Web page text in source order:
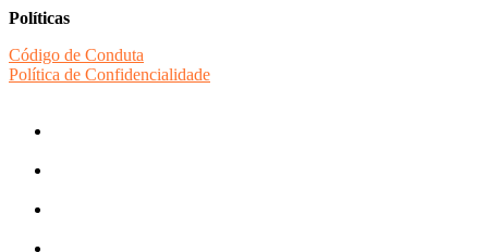
Políticas
Código de Conduta
Política de Confidencialidade